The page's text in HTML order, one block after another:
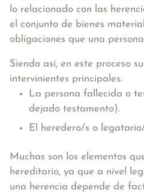
lo relacionado con las
el conjunto de bienes
obligaciones que una
Siendo así, en este proceso
intervinientes principales:
La persona fallecida o
dejado testamento).
El heredero/s o
Muchas son los elementos
hereditario, ya que a nivel
una herencia depende de